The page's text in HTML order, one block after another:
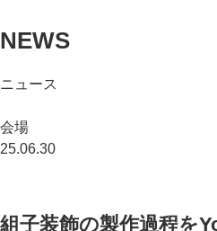
NEWS
ニュース
会場
25.06.30
組子装飾の製作過程を